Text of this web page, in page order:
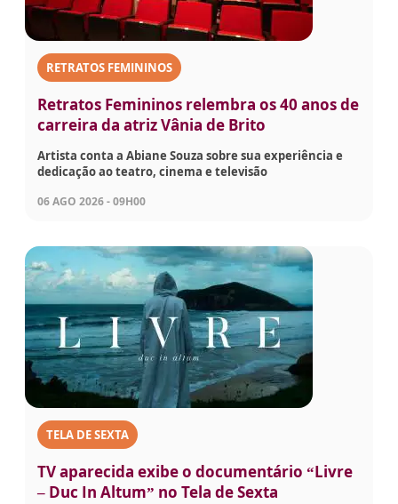
RETRATOS FEMININOS
Retratos Femininos relembra os 40 anos de
carreira da atriz Vânia de Brito
Artista conta a Abiane Souza sobre sua experiência e
dedicação ao teatro, cinema e televisão
06 AGO 2026 - 09H00
TELA DE SEXTA
TV aparecida exibe o documentário “Livre
– Duc In Altum” no Tela de Sexta